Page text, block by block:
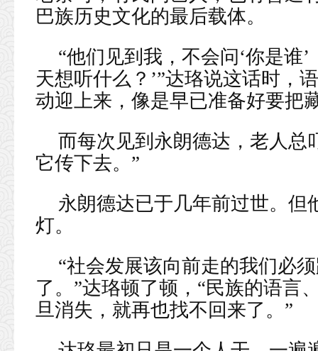
巴族历史文化的最后载体。
“他们见到我，不会问‘你是谁
天想听什么？’”达珞说这话时，
动迎上来，像是早已准备好要把
而每次见到永朗德达，老人总
它传下去。”
永朗德达已于几年前过世。但
灯。
“社会发展该向前走的我们必
了。”达珞顿了顿，“民族的语
旦消失，就再也找不回来了。”